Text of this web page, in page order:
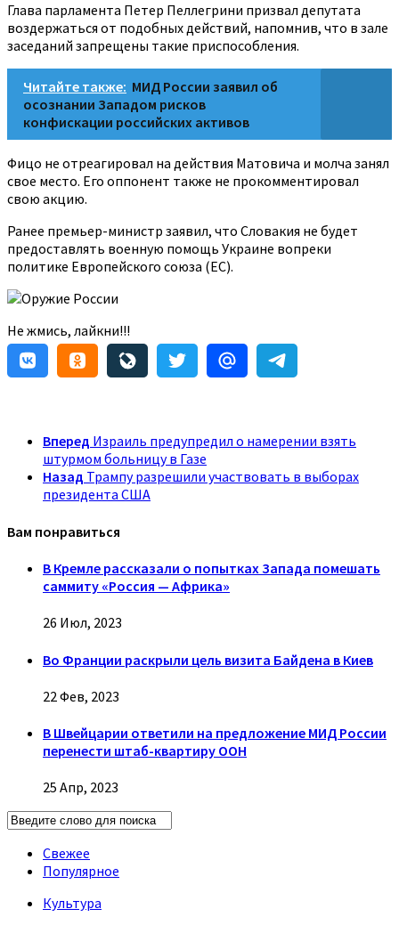
Глава парламента Петер Пеллегрини призвал депутата
воздержаться от подобных действий, напомнив, что в зале
заседаний запрещены такие приспособления.
Читайте также: МИД России заявил об
осознании Западом рисков
конфискации российских активов
Фицо не отреагировал на действия Матовича и молча занял
свое место. Его оппонент также не прокомментировал
свою акцию.
Ранее премьер-министр заявил, что Словакия не будет
предоставлять военную помощь Украине вопреки
политике Европейского союза (ЕС).
Оружие России
Не жмись, лайкни!!!
Вперед Израиль предупредил о намерении взять
штурмом больницу в Газе
Назад Трампу разрешили участвовать в выборах
президента США
Вам понравиться
В Кремле рассказали о попытках Запада помешать
саммиту «Россия — Африка»
26 Июл, 2023
Во Франции раскрыли цель визита Байдена в Киев
22 Фев, 2023
В Швейцарии ответили на предложение МИД России
перенести штаб-квартиру ООН
25 Апр, 2023
Свежее
Популярное
Культура